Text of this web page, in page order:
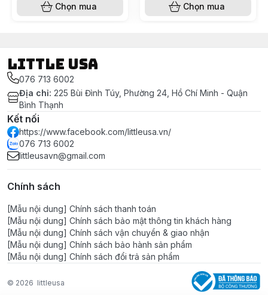
Chọn mua Chọn mua
LITTLE USA
076 713 6002
Địa chỉ: 225 Bùi Đình Túy, Phường 24, Hồ Chí Minh - Quận
Bình Thạnh
Kết nối
https://www.facebook.com/littleusa.vn/
076 713 6002
littleusavn@gmail.com
Chính sách
[Mẫu nội dung] Chính sách thanh toán
[Mẫu nội dung] Chính sách bảo mật thông tin khách hàng
[Mẫu nội dung] Chính sách vận chuyển & giao nhận
[Mẫu nội dung] Chính sách bảo hành sản phẩm
[Mẫu nội dung] Chính sách đổi trả sản phẩm
© 2026 littleusa